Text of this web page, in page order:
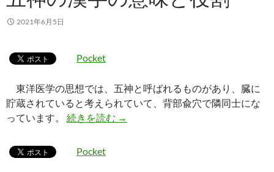
2021年6月5日
Pocket
東洋医学の思想では、五神と呼ばれるものがあり、臓に
貯蔵されていると考えられていて、背部兪穴で隣同士にな
っています。 続きを読む 五神の漢字の意味と役割
→
Pocket